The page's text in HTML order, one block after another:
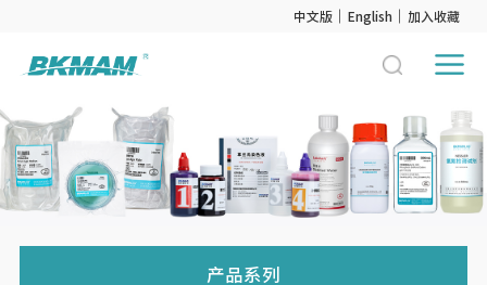
中文版 English 加入收藏
产品系列